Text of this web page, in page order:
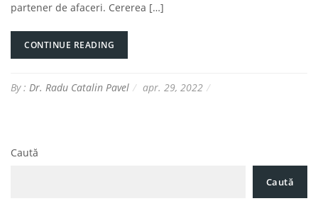
partener de afaceri. Cererea […]
CONTINUE READING
By : Dr. Radu Catalin Pavel apr. 29, 2022
Caută
Caută